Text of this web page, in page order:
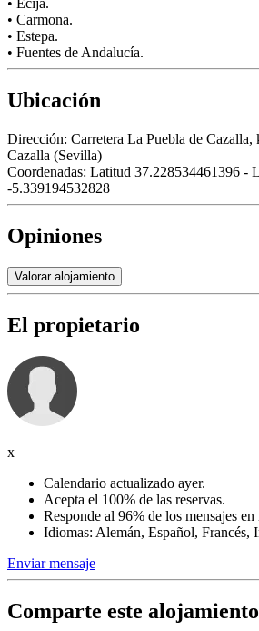
• Écija.
• Carmona.
• Estepa.
• Fuentes de Andalucía.
Ubicación
Dirección: Carretera La Puebla de
Cazalla (Sevilla)
Coordenadas: Latitud 37.228534461396 -
-5.339194532828
Opiniones
Valorar alojamiento
El propietario
x
Calendario actualizado ayer.
Acepta el 100% de las reservas.
Responde al 96% de los mensajes en
Idiomas: Alemán, Español, Francés,
Enviar mensaje
Comparte este alojamiento